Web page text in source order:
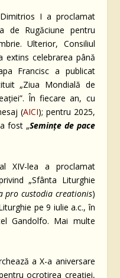
I a proclamat
de Rugăciune pentru
Ulterior, Consiliul
extins celebrarea până
Francisc a publicat
„Ziua Mondială de
În fiecare an, cu
(AICI); pentru 2025,
fost „Semințe de pace
XIV-lea a proclamat
„Sfânta Liturghie
pro custodia creationis)
pe 9 iulie a.c., în
Gandolfo. Mai multe
a X-a aniversare
ocrotirea creației,